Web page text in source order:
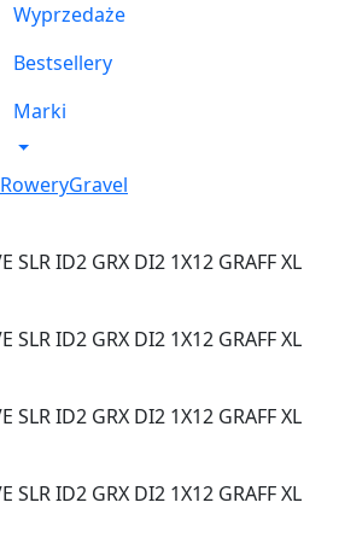
Wyprzedaże
Bestsellery
Marki
RoweryGravel